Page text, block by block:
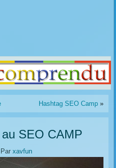
Hashtag SEO Camp»
SEO CAMP
Par xavfun